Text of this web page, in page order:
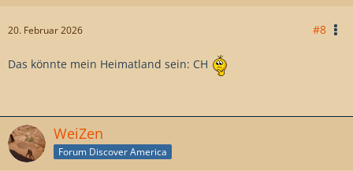
20. Februar 2026 #8
Das könnte mein Heimatland sein: CH
WeiZen
Forum Discover America